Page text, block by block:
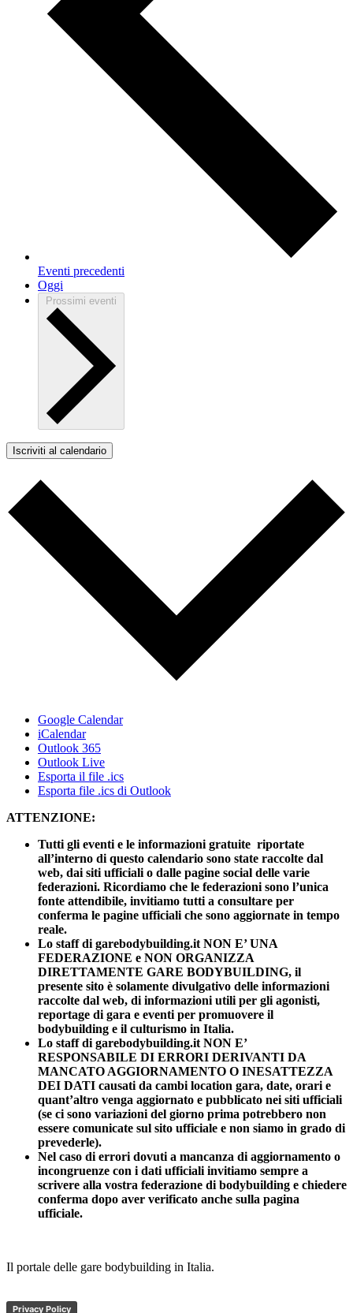
Eventi precedenti
Oggi
Prossimi eventi
Iscriviti al calendario
Google Calendar
iCalendar
Outlook 365
Outlook Live
Esporta il file .ics
Esporta file .ics di Outlook
ATTENZIONE:
Tutti gli eventi e le informazioni gratuite riportate
all’interno di questo calendario sono state raccolte dal
web, dai siti ufficiali o dalle pagine social delle varie
federazioni. Ricordiamo che le federazioni sono l’unica
fonte attendibile, invitiamo tutti a consultare per
conferma le pagine ufficiali che sono aggiornate in tempo
reale.
Lo staff di garebodybuilding.it NON E’ UNA
FEDERAZIONE e NON ORGANIZZA
DIRETTAMENTE GARE BODYBUILDING, il
presente sito è solamente divulgativo delle informazioni
raccolte dal web, di informazioni utili per gli agonisti,
reportage di gara e eventi per promuovere il
bodybuilding e il culturismo in Italia.
Lo staff di garebodybuilding.it NON E’
RESPONSABILE DI ERRORI DERIVANTI DA
MANCATO AGGIORNAMENTO O INESATTEZZA
DEI DATI causati da cambi location gara, date, orari e
quant’altro venga aggiornato e pubblicato nei siti ufficiali
(se ci sono variazioni del giorno prima potrebbero non
essere comunicate sul sito ufficiale e non siamo in grado di
prevederle).
Nel caso di errori dovuti a mancanza di aggiornamento o
incongruenze con i dati ufficiali invitiamo sempre a
scrivere alla vostra federazione di bodybuilding e chiedere
conferma dopo aver verificato anche sulla pagina
ufficiale.
Il portale delle gare bodybuilding in Italia.
Privacy Policy